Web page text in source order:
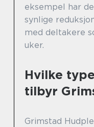
eksempel har
synlige
med deltakere
uker.
Hvilke
tilbyr
Grimstad